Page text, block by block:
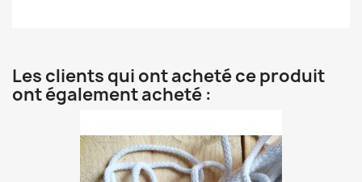
Les clients qui ont acheté ce produit
ont également acheté :